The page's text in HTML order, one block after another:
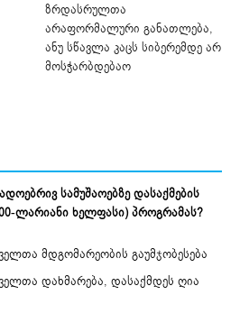
ზრდასრულთა
არაფორმალური განათლება,
ანუ სწავლა კაცს სიბერემდე არ
მოსჭარბდებაო
სამუშაოებზე დასაქმების
ლარიანი ხელფასი) პროგრამას?
მდგომარეობის გაუმჯობესება
დახმარება, დასაქმდეს ღია